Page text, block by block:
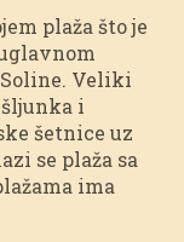
plaža što je
Veliki
i
šetnice uz
se plaža sa
ima